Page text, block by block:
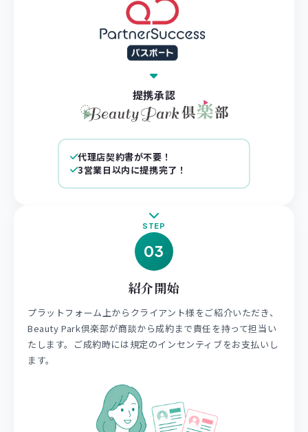
提携承認
代理店契約書が不要！
3営業日以内に提携完了！
STEP
03
紹介開始
プラットフォーム上からクライアント様をご紹介いただき、
Beauty Park倶楽部が商談から成約まで責任を持って担当い
たします。ご成約時には規定のインセンティブをお支払いし
ます。